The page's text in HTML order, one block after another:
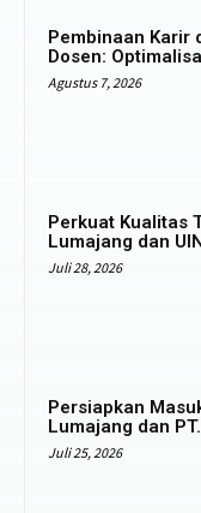
Pembinaan Karir
Dosen:
Agustus 7, 2026
Perkuat Kualitas
Lumajang dan
Juli 28, 2026
Persiapkan
Lumajang dan
Juli 25, 2026